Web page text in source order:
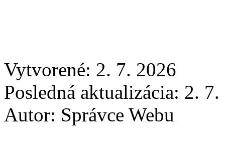
Vytvorené: 2. 7. 2026
Posledná aktualizácia: 2.
Autor: Správce Webu